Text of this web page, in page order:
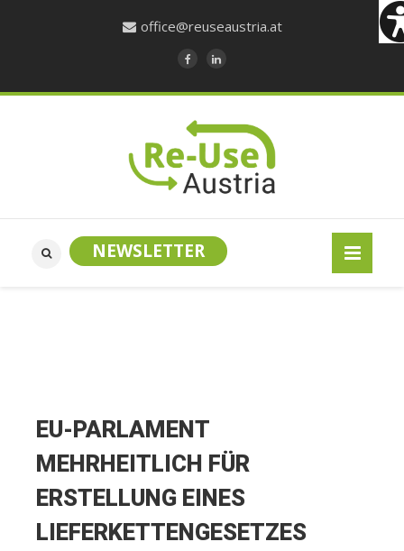
office@reuseaustria.at
NEWSLETTER
EU-PARLAMENT
MEHRHEITLICH FÜR
ERSTELLUNG EINES
LIEFERKETTENGESETZES